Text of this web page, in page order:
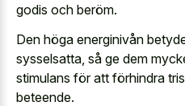
godis och beröm.
Den höga energinivån
sysselsatta, så ge dem
stimulans för att förhindra
beteende.